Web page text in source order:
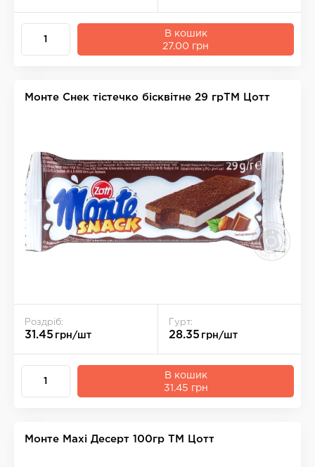
В кошик
27.00 грн
Монте Снек тістечко бісквітне 29 грТМ Цотт
Роздріб:
31.45 грн/шт
Гурт:
28.35 грн/шт
В кошик
31.45 грн
Монте Maxi Десерт 100гр ТМ Цотт